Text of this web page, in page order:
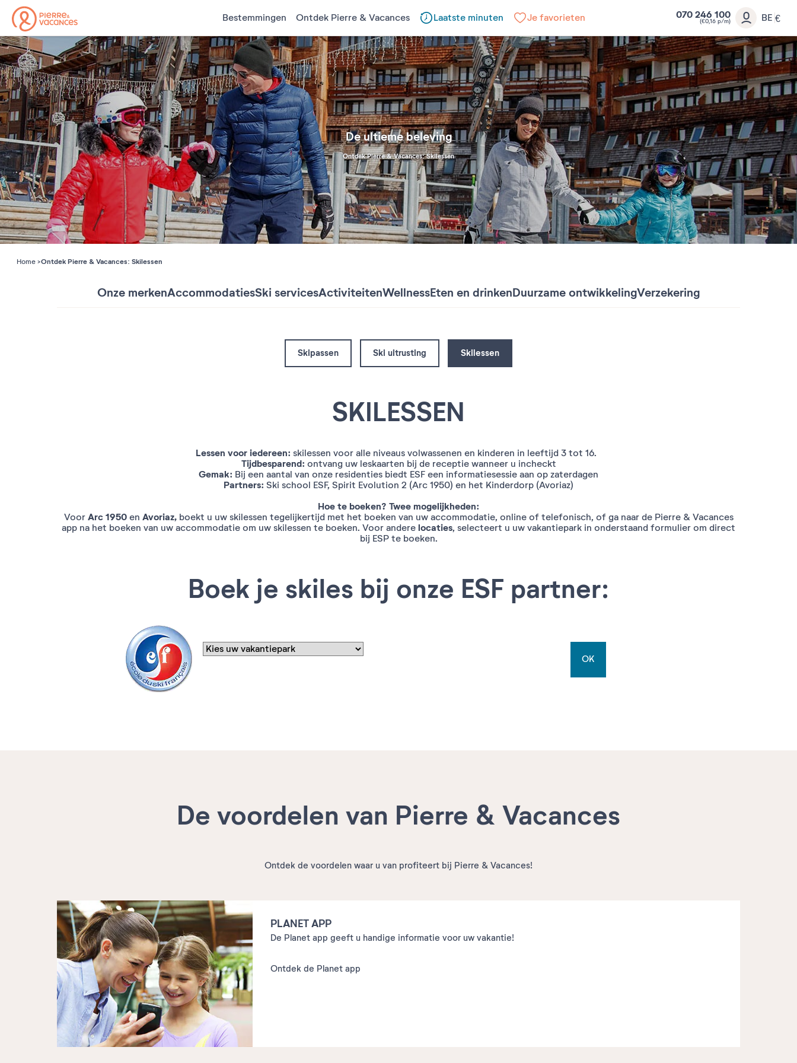
Bestemmingen Ontdek Pierre & Vacances Laatste minuten Je favorieten 070 246 100
(€0,16 p/m) BE €
De ultieme beleving
Ontdek Pierre & Vacances: Skilessen
Home Ontdek Pierre & Vacances: Skilessen
Onze merkenAccommodatiesSki servicesActiviteitenWellnessEten en drinkenDuurzame ontwikkelingVerzekering
Skipassen Ski uitrusting Skilessen
SKILESSEN
Lessen voor iedereen: skilessen voor alle niveaus volwassenen en kinderen in leeftijd 3 tot 16.
Tijdbesparend: ontvang uw leskaarten bij de receptie wanneer u incheckt
Gemak: Bij een aantal van onze residenties biedt ESF een informatiesessie aan op zaterdagen
Partners: Ski school ESF, Spirit Evolution 2 (Arc 1950) en het Kinderdorp (Avoriaz)
Hoe te boeken? Twee mogelijkheden:
Voor Arc 1950 en Avoriaz, boekt u uw skilessen tegelijkertijd met het boeken van uw accommodatie, online of telefonisch, of ga naar de Pierre & Vacances
app na het boeken van uw accommodatie om uw skilessen te boeken. Voor andere locaties, selecteert u uw vakantiepark in onderstaand formulier om direct
bij ESP te boeken.
Boek je skiles bij onze ESF partner:
OK
De voordelen van Pierre & Vacances
Ontdek de voordelen waar u van profiteert bij Pierre & Vacances!
PLANET APP
De Planet app geeft u handige informatie voor uw vakantie!
Ontdek de Planet app